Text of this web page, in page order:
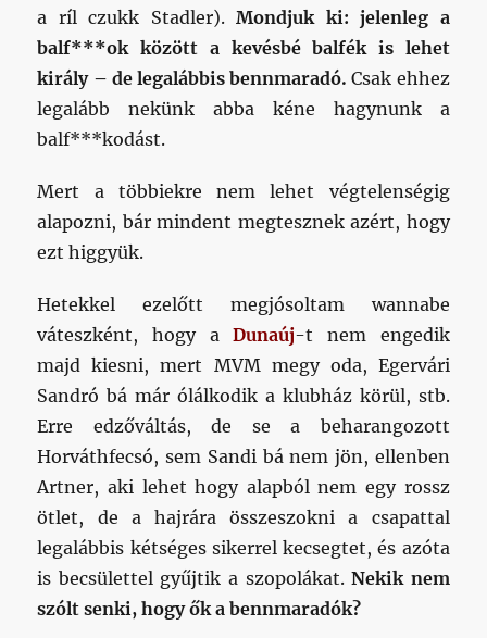
a ríl czukk Stadler).Mondjuk ki: jelenleg a
balf***ok között a kevésbé balfék is lehet
király – de legalábbis bennmaradó. Csak ehhez
legalább nekünk abba kéne hagynunk a
balf***kodást.
Mert a többiekre nem lehet végtelenségig
alapozni, bár mindent megtesznek azért, hogy
ezt higgyük.
Hetekkel ezelőtt megjósoltam wannabe
váteszként, hogy aDunaúj-t nem engedik
majd kiesni, mert MVM megy oda, Egervári
Sandró bá már ólálkodik a klubház körül, stb.
Erre edzőváltás, de se a beharangozott
Horváthfecsó, sem Sandi bá nem jön, ellenben
Artner, aki lehet hogy alapból nem egy rossz
ötlet, de a hajrára összeszokni a csapattal
legalábbis kétséges sikerrel kecsegtet, és azóta
is becsülettel gyűjtik a szopolákat.Nekik nem
szólt senki, hogy ők a bennmaradók?